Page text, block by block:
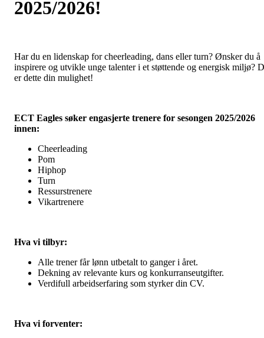
2025/2026!
Har du en lidenskap for cheerleading, dans eller turn? Ønsker du å
inspirere og utvikle unge talenter i et støttende og energisk miljø?
er dette din mulighet!
ECT Eagles søker engasjerte trenere for sesongen 2025/2026
innen:
Cheerleading
Pom
Hiphop
Turn
Ressurstrenere
Vikartrenere
Hva vi tilbyr:
Alle trener får lønn utbetalt to ganger i året.
Dekning av relevante kurs og konkurranseutgifter.
Verdifull arbeidserfaring som styrker din CV.
Hva vi forventer: